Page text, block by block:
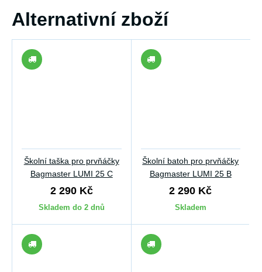
Alternativní zboží
Školní taška pro prvňáčky
Bagmaster LUMI 25 C
2 290 Kč
Skladem do 2 dnů
Školní batoh pro prvňáčky
Bagmaster LUMI 25 B
2 290 Kč
Skladem